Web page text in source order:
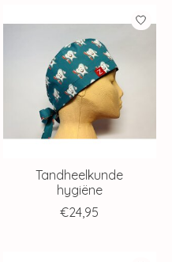
Tandheelkunde
hygiëne
€24,95